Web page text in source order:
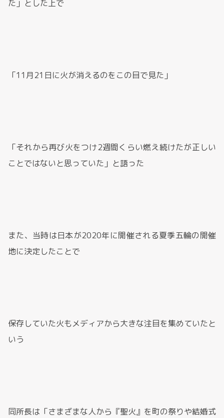
た」とした上で
「11月21日に火が消えるのをこの目で見た」
「それから再び火をつけ2週間くらい燃え続けたが正しい
ことではないと思っていた」と語った
また、当時は日本が2020年に開催される夏季五輪の開催
地に決定したことで
保存していた火もメディアから大きな注目を集めていたと
いう
同所長は「さまざまな人から『聖火』を町の祭りや結婚式